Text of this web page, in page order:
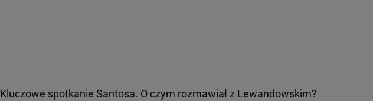
Kluczowe spotkanie Santosa. O czym rozmawiał z Lewandowskim?